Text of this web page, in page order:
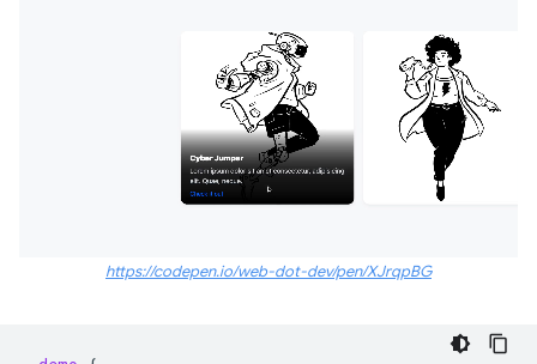
https://codepen.io/web-dot-dev/pen/XJrqpBG